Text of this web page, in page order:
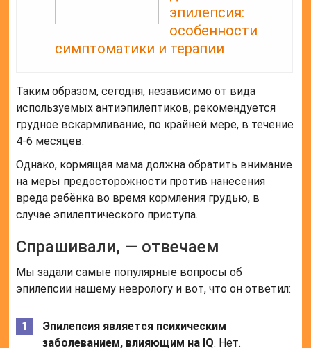
эпилепсия:
особенности
симптоматики и терапии
Таким образом, сегодня, независимо от вида
используемых антиэпилептиков, рекомендуется
грудное вскармливание, по крайней мере, в течение
4-6 месяцев.
Однако, кормящая мама должна обратить внимание
на меры предосторожности против нанесения
вреда ребёнка во время кормления грудью, в
случае эпилептического приступа.
Спрашивали, — отвечаем
Мы задали самые популярные вопросы об
эпилепсии нашему неврологу и вот, что он ответил:
Эпилепсия является психическим
заболеванием, влияющим на IQ. Нет.